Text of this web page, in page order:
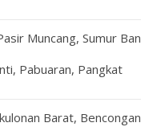
Muncang, Sumur
Pabuaran, Pangkat
Barat, Bencongan,